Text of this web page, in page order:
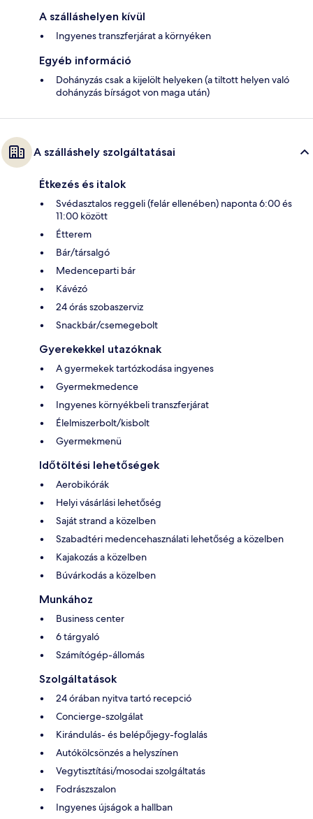
A szálláshelyen kívül
Ingyenes transzferjárat a környéken
Egyéb információ
Dohányzás csak a kijelölt helyeken (a tiltott helyen való
dohányzás bírságot von maga után)
A szálláshely szolgáltatásai
Étkezés és italok
Svédasztalos reggeli (felár ellenében) naponta 6:00 és
11:00 között
Étterem
Bár/társalgó
Medenceparti bár
Kávézó
24 órás szobaszerviz
Snackbár/csemegebolt
Gyerekekkel utazóknak
A gyermekek tartózkodása ingyenes
Gyermekmedence
Ingyenes környékbeli transzferjárat
Élelmiszerbolt/kisbolt
Gyermekmenü
Időtöltési lehetőségek
Aerobikórák
Helyi vásárlási lehetőség
Saját strand a közelben
Szabadtéri medencehasználati lehetőség a közelben
Kajakozás a közelben
Búvárkodás a közelben
Munkához
Business center
6 tárgyaló
Számítógép-állomás
Szolgáltatások
24 órában nyitva tartó recepció
Concierge-szolgálat
Kirándulás- és belépőjegy-foglalás
Autókölcsönzés a helyszínen
Vegytisztítási/mosodai szolgáltatás
Fodrászszalon
Ingyenes újságok a hallban